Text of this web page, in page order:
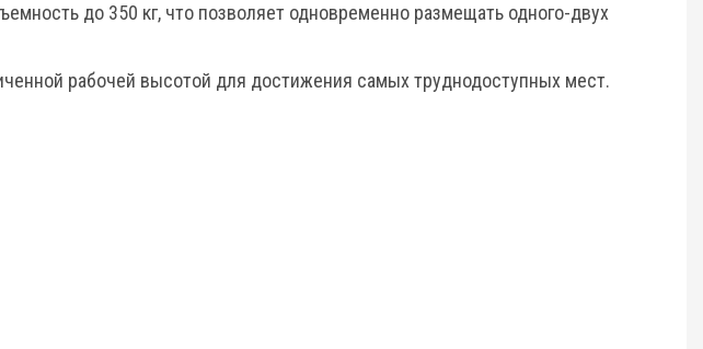
до 350 кг, что позволяет одновременно размещать одного-двух
рабочей высотой для достижения самых труднодоступных мест.